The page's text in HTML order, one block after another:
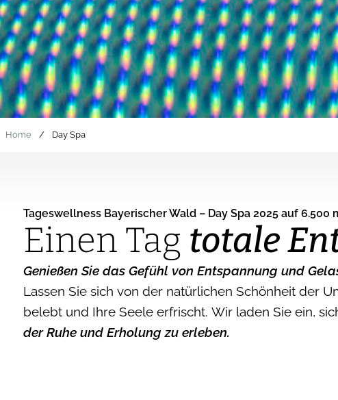
Home / Day Spa
Tageswellness Bayerischer Wald – Day Spa 2025 auf 6.500
Einen Tag totale
Genießen Sie das Gefühl von Entspannung und
Lassen Sie sich von der natürlichen Schönheit der
belebt und Ihre Seele erfrischt. Wir laden Sie ein,
der Ruhe und Erholung zu erleben.